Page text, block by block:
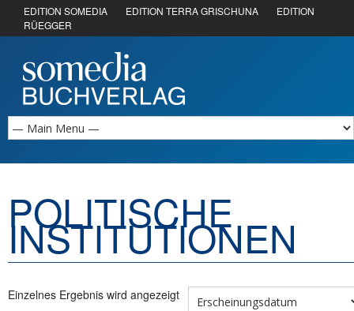
EDITION SOMEDIA EDITION TERRA GRISCHUNA
EDITION
RÜEGGER
POLITISCHE
INSTITUTIONEN
Einzelnes Ergebnis wird angezeigt